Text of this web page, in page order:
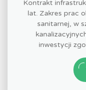
Kontrakt
lat. Zakres prac
sanitarnej, w
inwestycji